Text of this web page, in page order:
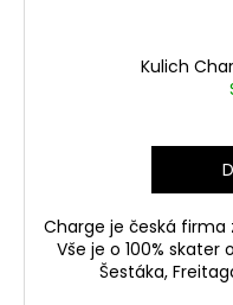
Kulich
Charge je česká firma
Vše je o 100%
Šestáka,